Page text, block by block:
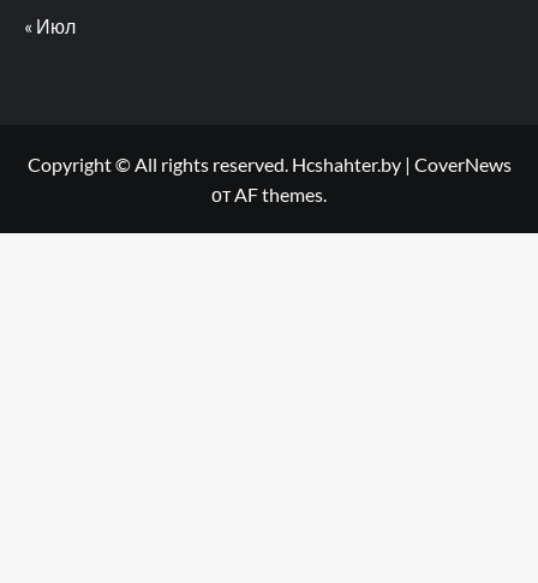
« Июл
Copyright © All rights reserved. Hcshahter.by | CoverNews
от AF themes.